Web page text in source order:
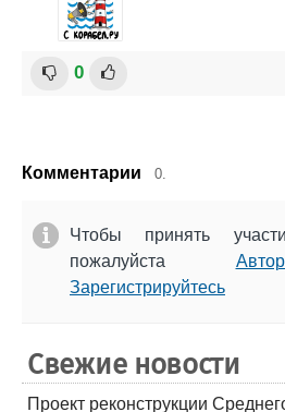
0
Комментарии 0.
Чтобы принять
пожалуйста
Зарегистрируйтесь
Свежие новости
Проект реконструкции